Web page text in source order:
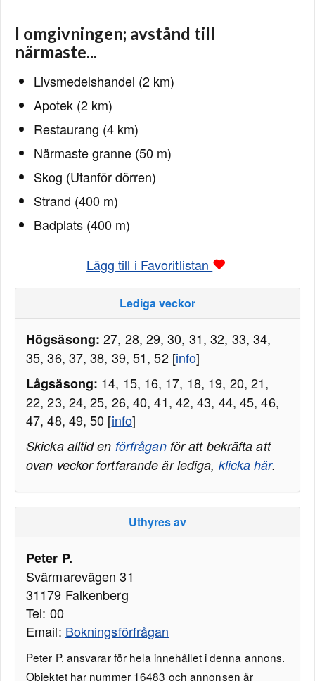
I omgivningen; avstånd till
närmaste...
Livsmedelshandel (2 km)
Apotek (2 km)
Restaurang (4 km)
Närmaste granne (50 m)
Skog (Utanför dörren)
Strand (400 m)
Badplats (400 m)
Lägg till i Favoritlistan
Lediga veckor
Högsäsong: 27, 28, 29, 30, 31, 32, 33, 34,
35, 36, 37, 38, 39, 51, 52 [info]
Lågsäsong: 14, 15, 16, 17, 18, 19, 20, 21,
22, 23, 24, 25, 26, 40, 41, 42, 43, 44, 45, 46,
47, 48, 49, 50 [info]
Skicka alltid en förfråganför att bekräfta att
ovan veckor fortfarande är lediga, klicka här.
Uthyres av
Peter P.
Svärmarevägen 31
31179 Falkenberg
Tel: 00
Email: Bokningsförfrågan
Peter P. ansvarar för hela innehållet i denna annons.
Objektet har nummer 16483 och annonsen är